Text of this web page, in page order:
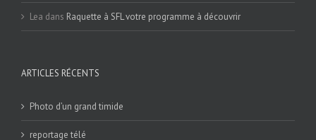
Lea dans Raquette à SFL votre programme à découvrir
ARTICLES RÉCENTS
Photo d’un grand timide
reportage télé